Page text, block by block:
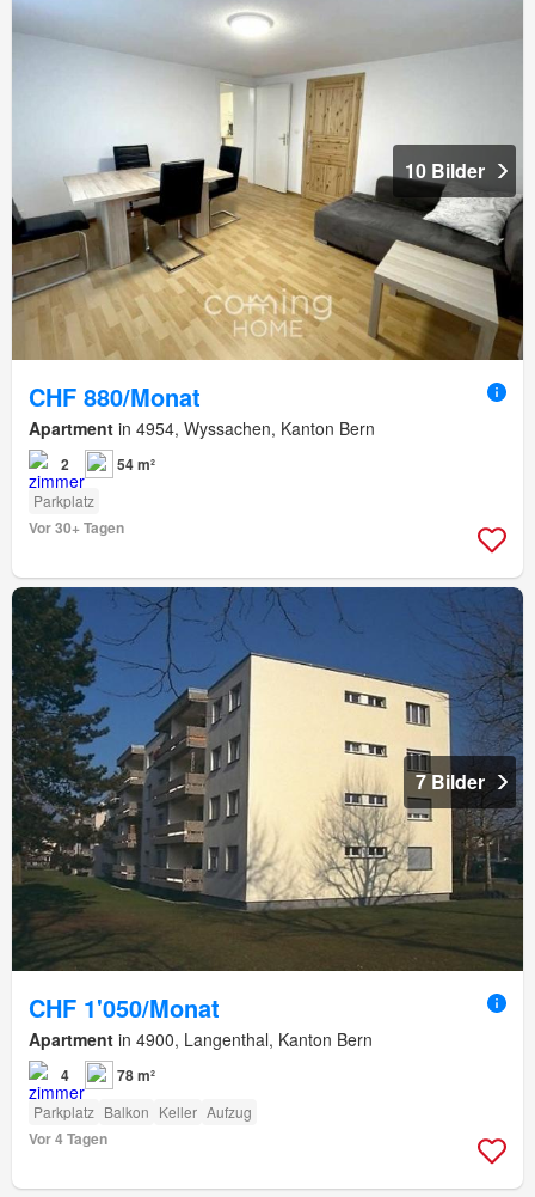
10 Bilder
CHF 880/Monat
Apartment in 4954, Wyssachen, Kanton Bern
2 54 m²
Parkplatz
Vor 30+ Tagen
7 Bilder
CHF 1'050/Monat
Apartment in 4900, Langenthal, Kanton Bern
4 78 m²
Parkplatz Balkon Keller Aufzug
Vor 4 Tagen